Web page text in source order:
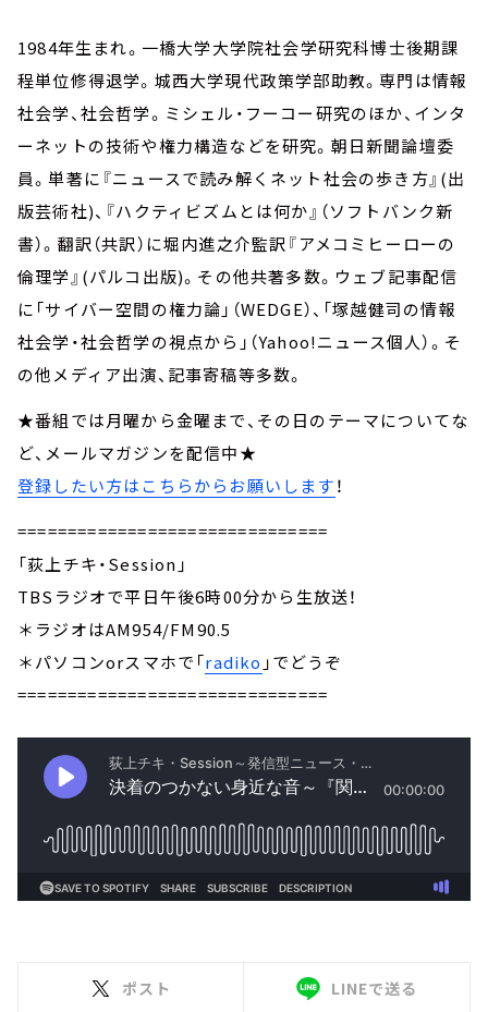
1984年生まれ。一橋大学大学院社会学研究科博士後期課
程単位修得退学。城西大学現代政策学部助教。専門は情報
社会学、社会哲学。ミシェル・フーコー研究のほか、インタ
ーネットの技術や権力構造などを研究。朝日新聞論壇委
員。単著に『ニュースで読み解くネット社会の歩き方』(出
版芸術社)、『ハクティビズムとは何か』（ソフトバンク新
書）。翻訳（共訳）に堀内進之介監訳『アメコミヒーローの
倫理学』(パルコ出版)。その他共著多数。ウェブ記事配信
に「サイバー空間の権力論」（WEDGE）、「塚越健司の情報
社会学・社会哲学の視点から」（Yahoo!ニュース個人）。そ
の他メディア出演、記事寄稿等多数。
★番組では月曜から金曜まで、その日のテーマについてな
ど、メールマガジンを配信中★
登録したい方はこちらからお願いします！
===============================
「荻上チキ・Session」
TBSラジオで平日午後6時00分から生放送！
＊ラジオはAM954/FM90.5
＊パソコンorスマホで「radiko 」でどうぞ
===============================
ポスト LINEで送る